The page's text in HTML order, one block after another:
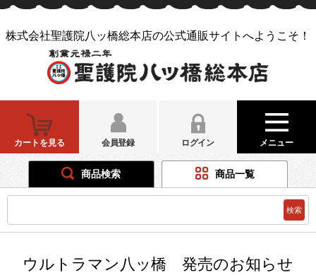
株式会社聖護院八ッ橋総本店の公式通販サイトへようこそ！
会員登録 ログイン
カートを見る メニュー
商品検索 商品一覧
ウルトラマン八ッ橋 発売のお知らせ